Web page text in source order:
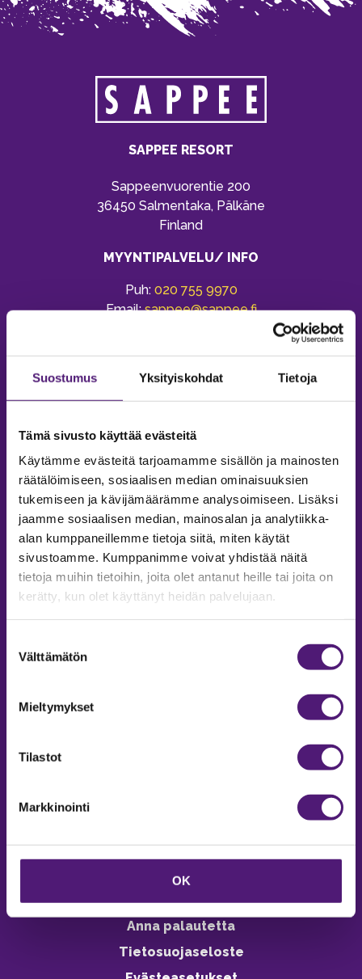
Suostumus Yksityiskohdat Tietoja
Tämä sivusto käyttää evästeitä
Käytämme evästeitä tarjoamamme sisällön ja mainosten
räätälöimiseen, sosiaalisen median ominaisuuksien
tukemiseen ja kävijämäärämme analysoimiseen. Lisäksi
jaamme sosiaalisen median, mainosalan ja analytiikka-
alan kumppaneillemme tietoja siitä, miten käytät
sivustoamme. Kumppanimme voivat yhdistää näitä
tietoja muihin tietoihin, joita olet antanut heille tai joita on
kerätty, kun olet käyttänyt heidän palvelujaan.
valinta
Välttämätön
Mieltymykset
Tilastot
Markkinointi
OK
SAPPEE RESORT
Sappeenvuorentie 200
36450 Salmentaka, Pälkäne
Finland
MYYNTIPALVELU/ INFO
Puh: 020 755 9970
Email:sappee@sappee.fi
MAJOITUS
Tiedustelut & Varaukset
Vastuullisuus
Ympäristöohjelma
Avoimet työpaikat
Anna palautetta
Tietosuojaseloste